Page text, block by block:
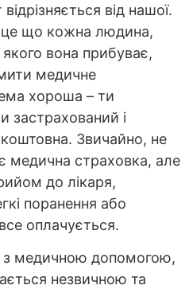
від нашої.
що кожна людина,
вона прибуває,
медичне
хороша – ти
застрахований і
Звичайно, не
медична страховка, але
до лікаря,
поранення або
оплачується.
з медичною допомогою,
незвичною та